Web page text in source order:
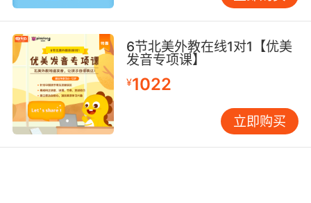
6节北美外教在线1对1【优美
发音专项课】
¥1022
立即购买